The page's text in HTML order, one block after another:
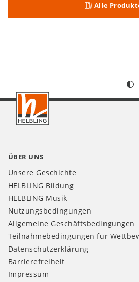
Alle
Footer
CH
ÜBER UNS
Unsere Geschichte
HELBLING Bildung
HELBLING Musik
Nutzungsbedingungen
Allgemeine Geschäftsbedingungen
Teilnahmebedingungen für
Datenschutzerklärung
Barrierefreiheit
Impressum